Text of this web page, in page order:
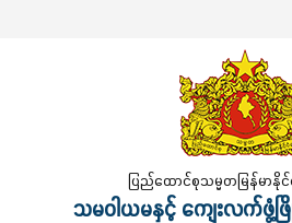
ပြည်ထောင်စုသမ္မတမြန်မာနို
သမဝါယမနှင့် ကျေးလက်ဖွံ့ဖြို